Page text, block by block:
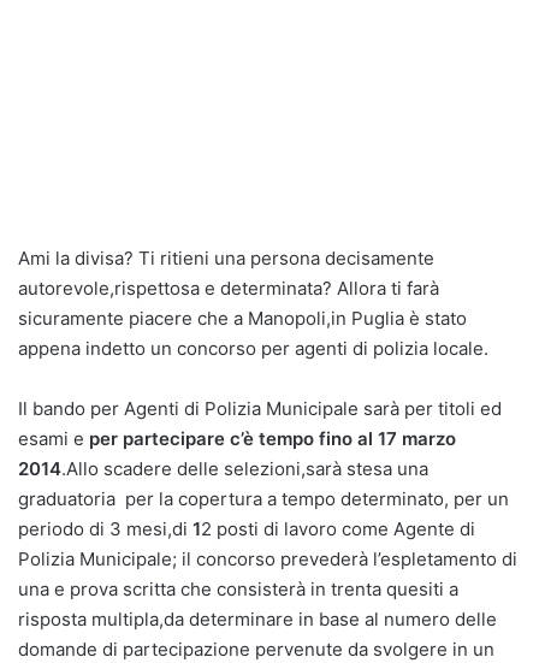
Ami la divisa? Ti ritieni una persona decisamente
autorevole,rispettosa e determinata? Allora ti farà
sicuramente piacere che a Manopoli,in Puglia è stato
appena indetto un concorso per agenti di polizia locale.
Il bando per Agenti di Polizia Municipale sarà per titoli ed
esami e per partecipare c’è tempo fino al 17 marzo
2014.Allo scadere delle selezioni,sarà stesa una
graduatoria per la copertura a tempo determinato, per un
periodo di 3 mesi,di 12 posti di lavoro come Agente di
Polizia Municipale; il concorso prevederà l’espletamento di
una e prova scritta che consisterà in trenta quesiti a
risposta multipla,da determinare in base al numero delle
domande di partecipazione pervenute da svolgere in un